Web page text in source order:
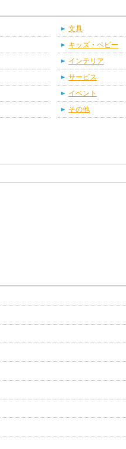
文具
キッズ・ベビー
インテリア
サービス
イベント
その他